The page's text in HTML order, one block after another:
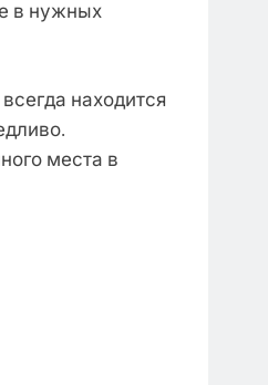
в нужных
находится
места в